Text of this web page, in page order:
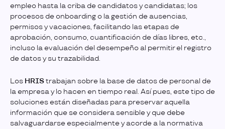
empleo hasta la criba de candidatos y candidatas; los
procesos de onboarding o la gestión de ausencias,
permisos y vacaciones, facilitando las etapas de
aprobación, consumo, cuantificación de días libres, etc.,
incluso la evaluación del desempeño al permitir el registro
de datos y su trazabilidad.
Los HRIStrabajan sobre la base de datos de personal de
la empresa y lo hacen en tiempo real. Así pues, este tipo de
soluciones están diseñadas para preservar aquella
información que se considera sensible y que debe
salvaguardarse especialmente y acorde a la normativa